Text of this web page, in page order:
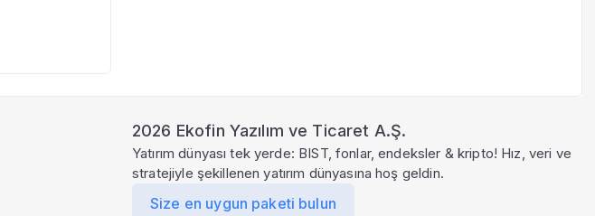
2026 Ekofin Yazılım ve Ticaret A.Ş.
Yatırım dünyası tek yerde: BIST, fonlar, endeksler & kripto! Hız, veri ve
stratejiyle şekillenen yatırım dünyasına hoş geldin.
Size en uygun paketi bulun